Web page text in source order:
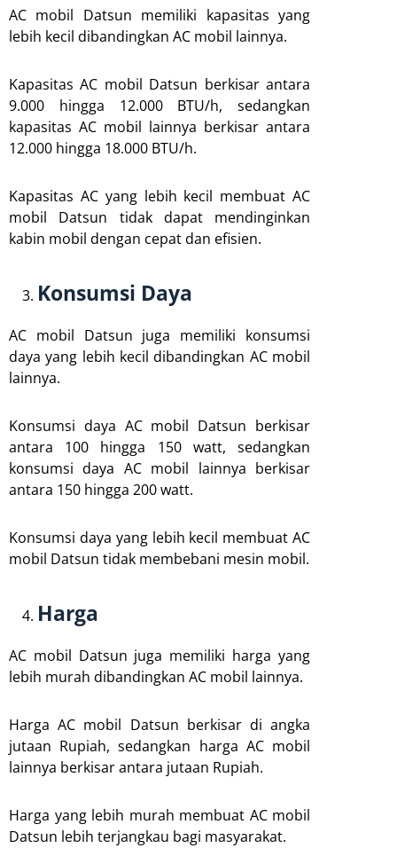
AC mobil Datsun memiliki kapasitas yang
lebih kecil dibandingkan AC mobil lainnya.
Kapasitas AC mobil Datsun berkisar antara
9.000 hingga 12.000 BTU/h, sedangkan
kapasitas AC mobil lainnya berkisar antara
12.000 hingga 18.000 BTU/h.
Kapasitas AC yang lebih kecil membuat AC
mobil Datsun tidak dapat mendinginkan
kabin mobil dengan cepat dan efisien.
Konsumsi Daya
AC mobil Datsun juga memiliki konsumsi
daya yang lebih kecil dibandingkan AC mobil
lainnya.
Konsumsi daya AC mobil Datsun berkisar
antara 100 hingga 150 watt, sedangkan
konsumsi daya AC mobil lainnya berkisar
antara 150 hingga 200 watt.
Konsumsi daya yang lebih kecil membuat AC
mobil Datsun tidak membebani mesin mobil.
Harga
AC mobil Datsun juga memiliki harga yang
lebih murah dibandingkan AC mobil lainnya.
Harga AC mobil Datsun berkisar di angka
jutaan Rupiah, sedangkan harga AC mobil
lainnya berkisar antara jutaan Rupiah.
Harga yang lebih murah membuat AC mobil
Datsun lebih terjangkau bagi masyarakat.